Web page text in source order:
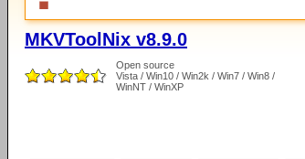
MKVToolNix v8.9.0
Open source
Vista / Win10 / Win2k / Win7 / Win8 /
WinNT / WinXP